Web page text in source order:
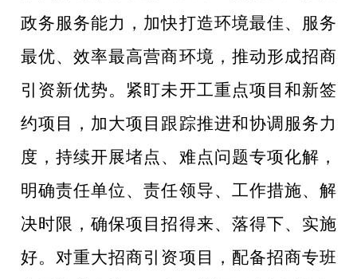
政务服务能力，加快打造环境最佳、服务
最优、效率最高营商环境，推动形成招商
引资新优势。紧盯未开工重点项目和新签
约项目，加大项目跟踪推进和协调服务力
度，持续开展堵点、难点问题专项化解，
明确责任单位、责任领导、工作措施、解
决时限，确保项目招得来、落得下、实施
好。 对重大招商引资项目，配备招商专班